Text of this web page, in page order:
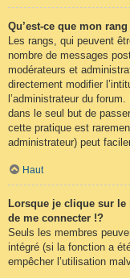
Qu’est-ce que mon
Les rangs, qui peuvent
nombre de messages
modérateurs et
directement modifier
l’administrateur du
dans le seul but de
cette pratique est
administrateur) peut
Haut
Lorsque je clique sur le
de me connecter !?
Seuls les membres
intégré (si la fonction a
empêcher l’utilisation